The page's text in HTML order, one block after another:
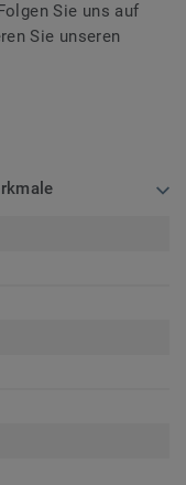
Sie uns auf
Sie unseren